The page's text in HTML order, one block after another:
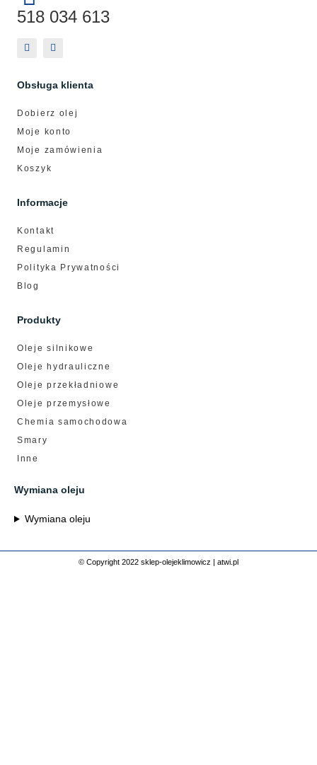
518 034 613
Obsługa klienta
Dobierz olej
Moje konto
Moje zamówienia
Koszyk
Informacje
Kontakt
Regulamin
Polityka Prywatności
Blog
Produkty
Oleje silnikowe
Oleje hydrauliczne
Oleje przekładniowe
Oleje przemysłowe
Chemia samochodowa
Smary
Inne
Wymiana oleju
Wymiana oleju
© Copyright 2022 sklep-olejeklimowicz | atwi.pl